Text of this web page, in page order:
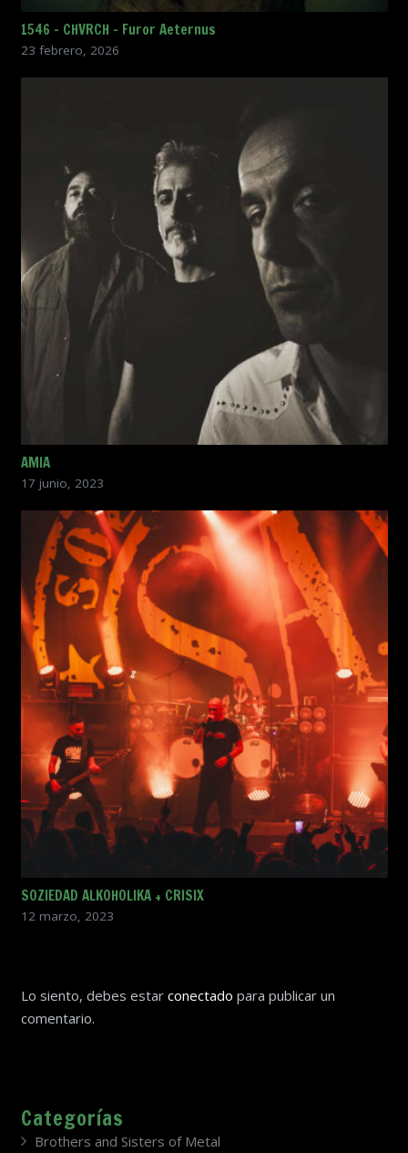
1546 – CHVRCH – Furor Aeternus
23 febrero, 2026
AMIA
17 junio, 2023
SOZIEDAD ALKOHOLIKA + CRISIX
12 marzo, 2023
Lo siento, debes estar conectado para publicar un
comentario.
Categorías
Brothers and Sisters of Metal